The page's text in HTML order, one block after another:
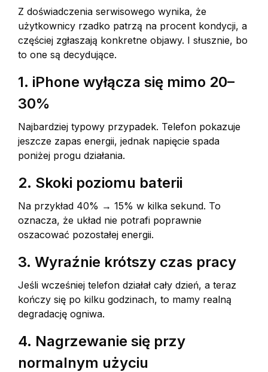
Z doświadczenia serwisowego wynika, że
użytkownicy rzadko patrzą na procent kondycji, a
częściej zgłaszają konkretne objawy. I słusznie, bo
to one są decydujące.
1. iPhone wyłącza się mimo 20–
30%
Najbardziej typowy przypadek. Telefon pokazuje
jeszcze zapas energii, jednak napięcie spada
poniżej progu działania.
2. Skoki poziomu baterii
Na przykład 40% → 15% w kilka sekund. To
oznacza, że układ nie potrafi poprawnie
oszacować pozostałej energii.
3. Wyraźnie krótszy czas pracy
Jeśli wcześniej telefon działał cały dzień, a teraz
kończy się po kilku godzinach, to mamy realną
degradację ogniwa.
4. Nagrzewanie się przy
normalnym użyciu